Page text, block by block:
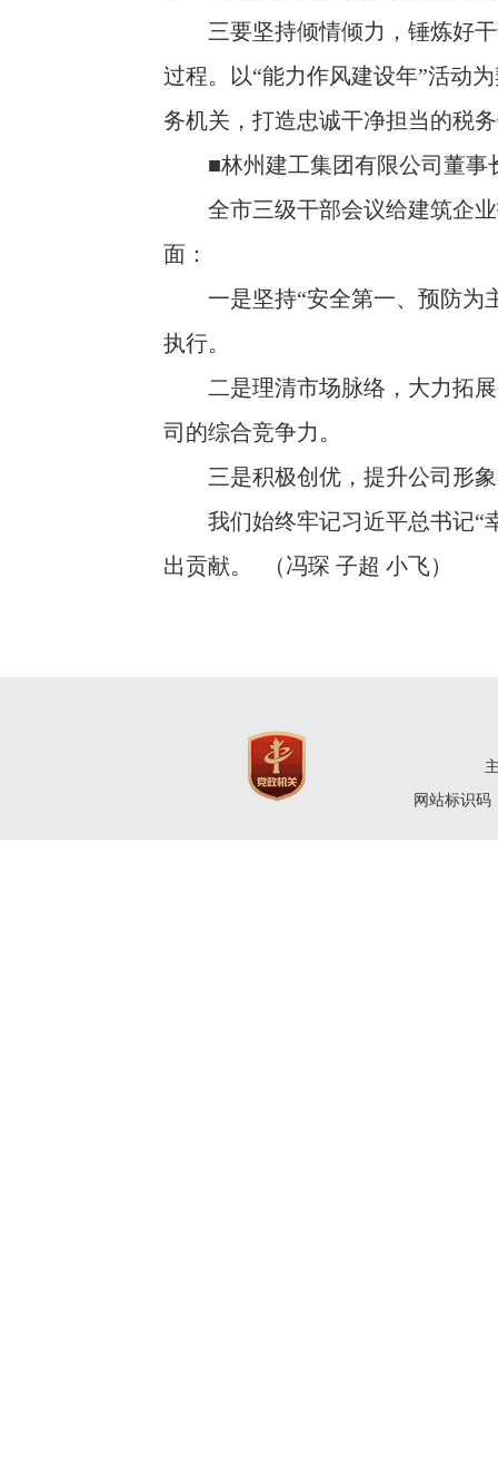
三要坚持倾情倾力，锤炼好干
过程。以“能力作风建设年”活动
务机关，打造忠诚干净担当的税
■林州建工集团有限公司董事
全市三级干部会议给建筑企业
面：
一是坚持“安全第一、预防为主
执行。
二是理清市场脉络，大力拓展
司的综合竞争力。
三是积极创优，提升公司形象
我们始终牢记习近平总书记“幸
出贡献。 （冯琛 子超 小飞）
网站标识